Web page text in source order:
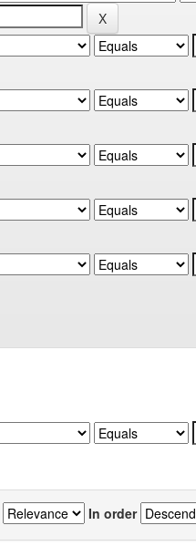
In order